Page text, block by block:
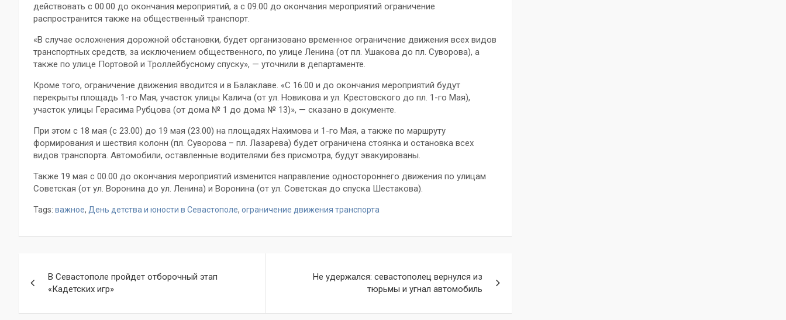
действовать с 00.00 до окончания мероприятий, а с 09.00 до окончания мероприятий ограничение
распространится также на общественный транспорт.
«В случае осложнения дорожной обстановки, будет организовано временное ограничение движения всех видов
транспортных средств, за исключением общественного, по улице Ленина (от пл. Ушакова до пл. Суворова), а
также по улице Портовой и Троллейбусному спуску», — уточнили в департаменте.
Кроме того, ограничение движения вводится и в Балаклаве. «С 16.00 и до окончания мероприятий будут
перекрыты площадь 1-гo Мая, участок улицы Калича (от ул. Новикова и ул. Крестовского до пл. 1-го Мая),
участок улицы Герасима Рубцова (от дома № 1 до дома № 13)», — сказано в документе.
При этом с 18 мая (с 23.00) до 19 мая (23.00) на площадях Нахимова и 1-го Мая, а также по маршруту
формирования и шествия колонн (пл. Суворова – пл. Лазарева) будет ограничена стоянка и остановка всех
видов транспорта. Автомобили, оставленные водителями без присмотра, будут эвакуированы.
Также 19 мая с 00.00 до окончания мероприятий изменится направление одностороннего движения по улицам
Советская (от ул. Воронина до ул. Ленина) и Воронина (от ул. Советская до спуска Шестакова).
Tags: важное, День детства и юности в Севастополе, ограничение движения транспорта
по
записям
В Севастополе пройдет отборочный этап
«Кадетских игр»
Не удержался: севастополец вернулся из
тюрьмы и угнал автомобиль